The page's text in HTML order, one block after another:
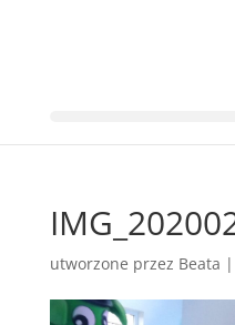
utworzone przez Beata |